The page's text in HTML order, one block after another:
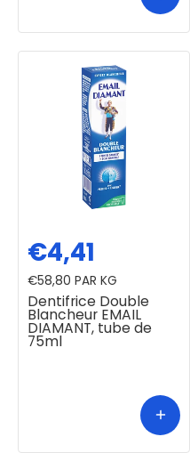
Dentifrice Double
Blancheur EMAIL
DIAMANT, tube de
75ml
€4,41
€58,80 PAR KG